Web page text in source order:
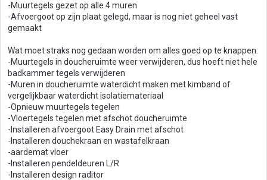
-Muurtegels gezet op alle 4 muren
-Afvoergoot op zijn plaat gelegd, maar is nog niet geheel vast
gemaakt
Wat moet straks nog gedaan worden om alles goed op te knappen:
-Muurtegels in doucheruimte weer verwijderen, dus hoeft niet hele
badkammer tegels verwijderen
-Muren in doucheruimte waterdicht maken met kimband of
vergelijkbaar waterdicht isolatiemateriaal
-Opnieuw muurtegels tegelen
-Vloertegels tegelen met afschot doucheruimte
-Installeren afvoergoot Easy Drain met afschot
-Installeren douchekraan en wastafelkraan
-aardemat vloer
-Installeren pendeldeuren L/R
-Installeren design raditor